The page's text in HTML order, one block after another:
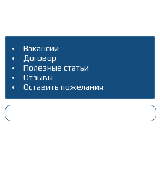
Вакансии
Договор
Полезные статьи
Отзывы
Оставить пожелания